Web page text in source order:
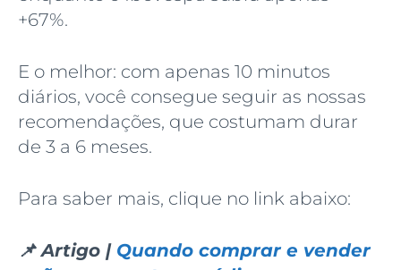
+67%.
E o melhor: com apenas 10 minutos
diários, você consegue seguir as nossas
recomendações, que costumam durar
de 3 a 6 meses.
Para saber mais, clique no link abaixo:
📌 Artigo | Quando comprar e vender